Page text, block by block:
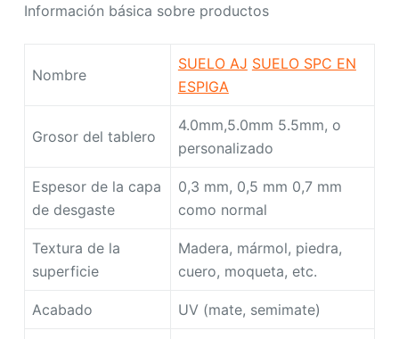
Información básica sobre productos
Nombre
SUELO AJ SUELO SPC EN
ESPIGA
Grosor del tablero
4.0mm,5.0mm 5.5mm, o
personalizado
Espesor de la capa
de desgaste
0,3 mm, 0,5 mm 0,7 mm
como normal
Textura de la
superficie
Madera, mármol, piedra,
cuero, moqueta, etc.
Acabado UV (mate, semimate)